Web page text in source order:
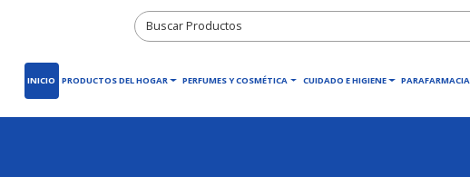
INICIO PRODUCTOS DEL HOGAR PERFUMES Y COSMÉTICA CUIDADO E HIGIENE PARAFARMACIA